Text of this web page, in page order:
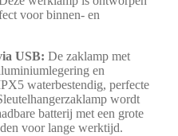
voor binnen- en
USB: De zaklamp met
en
waterbestendig, perfecte
wordt
batterij met een grote
voor lange werktijd.